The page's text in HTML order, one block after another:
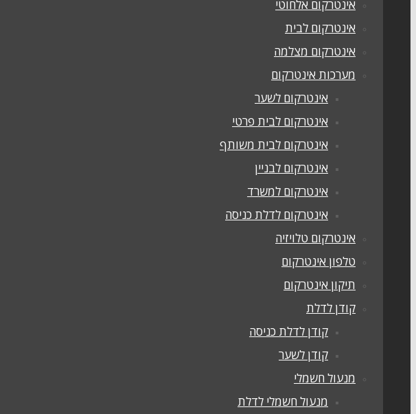
אינטרקום אלחוטי
אינטרקום לבית
אינטרקום מצלמה
מערכות אינטרקום
אינטרקום לשער
אינטרקום לבית פרטי
אינטרקום לבית משותף
אינטרקום לבניין
אינטרקום למשרד
אינטרקום לדלת כניסה
אינטרקום טלויזיה
טלפון אינטרקום
תיקון אינטרקום
קודן לדלת
קודן לדלת כניסה
קודן לשער
מנעול חשמלי
מנעול חשמלי לדלת